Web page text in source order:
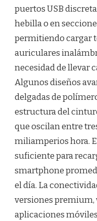
puertos USB
hebilla o en
permitiendo cargar
auriculares
necesidad de llevar
Algunos diseños
delgadas de
estructura del
que oscilan entre
miliamperios hora.
suficiente para
smartphone
el día. La
versiones
aplicaciones